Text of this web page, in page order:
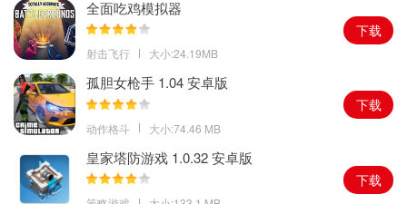
全面吃鸡模拟器
射击飞行 大小:24.19MB
下载
孤胆女枪手 1.04 安卓版
动作格斗 大小:74.46 MB
下载
皇家塔防游戏 1.0.32 安卓版
下载